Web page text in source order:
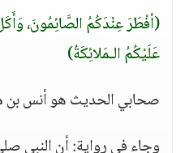
(أفْطَرَ عِنْدَكُمُ الصَّائِمُونَ،
عَلَيْكُمُ الـمَلائِكَةُ)
صحابي الحديث هو أنس بن
وجاء في رواية: أن النبي